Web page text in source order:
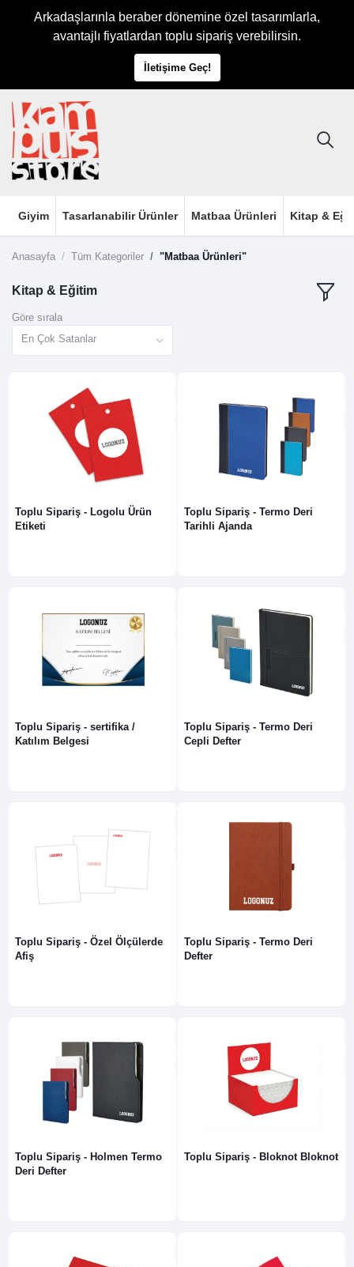
Arkadaşlarınla beraber dönemine özel tasarımlarla,
avantajlı fiyatlardan toplu sipariş verebilirsin.
İletişime Geç!
Giyim Tasarlanabilir Ürünler Matbaa Ürünleri Kitap &
Anasayfa Tüm Kategoriler "Matbaa Ürünleri"
Kitap & Eğitim
Göre sırala
En Çok Satanlar
Toplu Sipariş - Logolu Ürün
Etiketi
Toplu Sipariş - Termo Deri
Tarihli Ajanda
Toplu Sipariş - sertifika /
Katılım Belgesi
Toplu Sipariş - Termo Deri
Cepli Defter
Toplu Sipariş - Özel Ölçülerde
Afiş
Toplu Sipariş - Termo Deri
Defter
Toplu Sipariş - Holmen Termo
Deri Defter
Toplu Sipariş - Bloknot Bloknot